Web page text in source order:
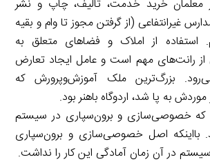
معلمان خرید خدمت، تألیف، چاپ و نشر
غیرانتفاعی (از گرفتن مجوز تا وام و بقیه
استفاده از املاک و فضاهای متعلق به
رانت‌های مهم است و عامل ایجاد تعارض
بزرگ‌ترین ملک آموزش‌وپرورش که
به پا شد، اردوگاه باهنر بود.
که خصوصی‌سازی و برون‌سپاری در سیستم
بااینکه اصل خصوصی‌سازی و برون‌سپاری
در آن زمان آمادگی این کار را نداشت.